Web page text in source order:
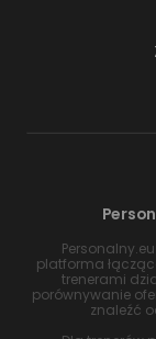
platforma
trenerami
porównywanie
znaleźć